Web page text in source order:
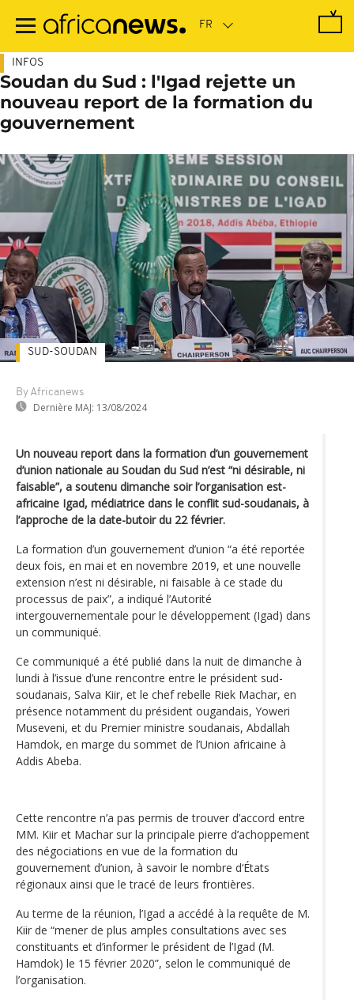
contenu
INFOS
Soudan du Sud : l'Igad rejette un
nouveau report de la formation du
gouvernement
By Africanews
Dernière MAJ: 13/08/2024
SUD-SOUDAN
Un nouveau report dans la formation d’un gouvernement
d’union nationale au Soudan du Sud n’est “ni désirable, ni
faisable”, a soutenu dimanche soir l’organisation est-
africaine Igad, médiatrice dans le conflit sud-soudanais, à
l’approche de la date-butoir du 22 février.
La formation d’un gouvernement d’union “a été reportée
deux fois, en mai et en novembre 2019, et une nouvelle
extension n’est ni désirable, ni faisable à ce stade du
processus de paix”, a indiqué l’Autorité
intergouvernementale pour le développement (Igad) dans
un communiqué.
Ce communiqué a été publié dans la nuit de dimanche à
lundi à l’issue d’une rencontre entre le président sud-
soudanais, Salva Kiir, et le chef rebelle Riek Machar, en
présence notamment du président ougandais, Yoweri
Museveni, et du Premier ministre soudanais, Abdallah
Hamdok, en marge du sommet de l’Union africaine à
Addis Abeba.
Cette rencontre n’a pas permis de trouver d’accord entre
MM. Kiir et Machar sur la principale pierre d’achoppement
des négociations en vue de la formation du
gouvernement d’union, à savoir le nombre d‘États
régionaux ainsi que le tracé de leurs frontières.
Au terme de la réunion, l’Igad a accédé à la requête de M.
Kiir de “mener de plus amples consultations avec ses
constituants et d’informer le président de l’Igad (M.
Hamdok) le 15 février 2020”, selon le communiqué de
l’organisation.